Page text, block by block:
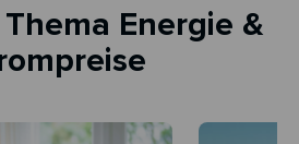
Energie &